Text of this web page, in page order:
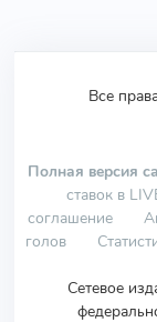
Все
Полная версия
ставок в
соглашение
голов
Сетевое